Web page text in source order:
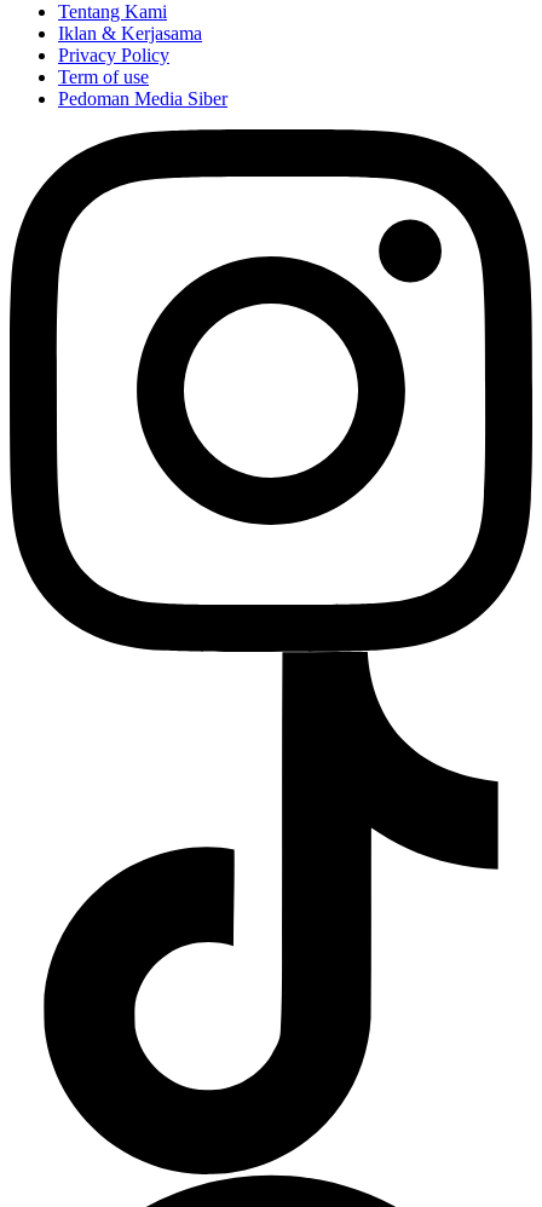
Tentang Kami
Iklan & Kerjasama
Privacy Policy
Term of use
Pedoman Media Siber